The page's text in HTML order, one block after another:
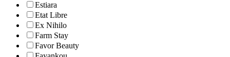
Estiara
Etat Libre
Ex Nihilo
Farm Stay
Favor Beauty